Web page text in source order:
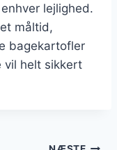
lejlighed.
måltid,
bagekartofler
vil helt sikkert